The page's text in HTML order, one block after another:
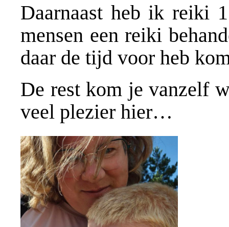
Daarnaast heb ik reiki
mensen een reiki
daar de tijd voor heb
De rest kom je vanzelf
veel plezier hier…